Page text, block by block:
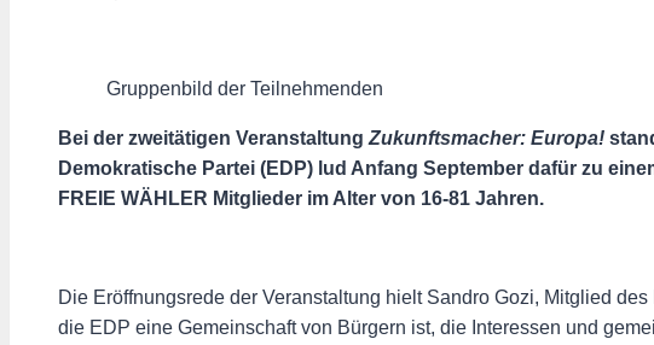
Gruppenbild der Teilnehmenden
Bei der zweitätigen Veranstaltung Zukunftsmacher: Europa!
Demokratische Partei (EDP) lud Anfang September dafür zu
FREIE WÄHLER Mitglieder im Alter von 16-81 Jahren.
Die Eröffnungsrede der Veranstaltung hielt Sandro Gozi, Mitglied
die EDP eine Gemeinschaft von Bürgern ist, die Interessen und